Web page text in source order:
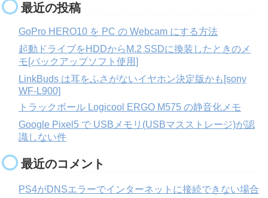
最近の投稿
GoPro HERO10 を PC の Webcam にする方法
起動ドライブをHDDからM.2 SSDに換装したときのメ
モ[バックアップソフト使用]
LinkBuds は耳をふさがないイヤホン決定版かも[sony
WF-L900]
トラックボール Logicool ERGO M575 の静音化メモ
Google Pixel5 で USBメモリ(USBマスストレージ)が認
識しない件
最近のコメント
PS4がDNSエラーでインターネットに接続できない場合